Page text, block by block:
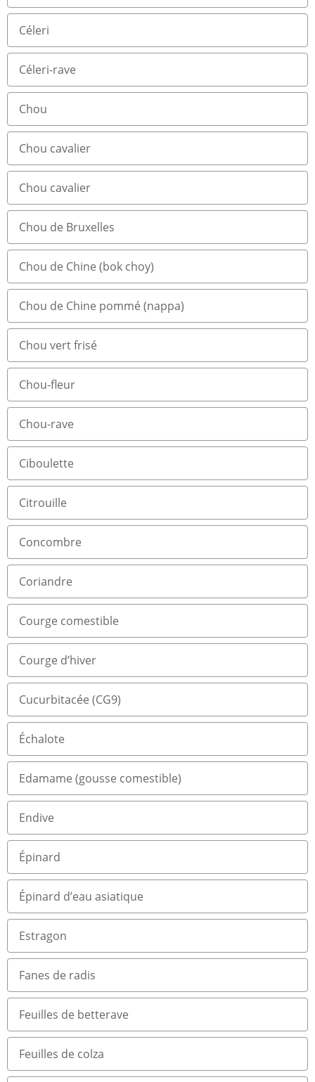
Céleri
Céleri-rave
Chou
Chou cavalier
Chou cavalier
Chou de Bruxelles
Chou de Chine (bok choy)
Chou de Chine pommé (nappa)
Chou vert frisé
Chou-fleur
Chou-rave
Ciboulette
Citrouille
Concombre
Coriandre
Courge comestible
Courge d’hiver
Cucurbitacée (CG9)
Échalote
Edamame (gousse comestible)
Endive
Épinard
Épinard d’eau asiatique
Estragon
Fanes de radis
Feuilles de betterave
Feuilles de colza